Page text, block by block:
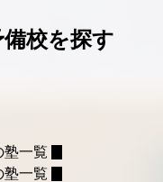
校を探す
塾一覧
塾一覧